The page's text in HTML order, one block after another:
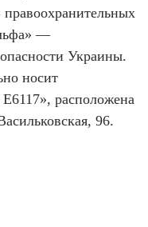
правоохранительных
—
Украины.
носит
расположена
96.